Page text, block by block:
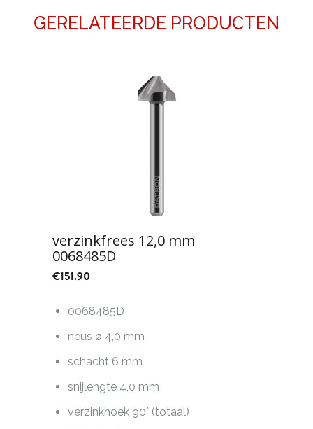
GERELATEERDE PRODUCTEN
verzinkfrees 12,0 mm
0068485D
€151.90
0068485D
neus ø 4,0 mm
schacht 6 mm
snijlengte 4,0 mm
verzinkhoek 90° (totaal)